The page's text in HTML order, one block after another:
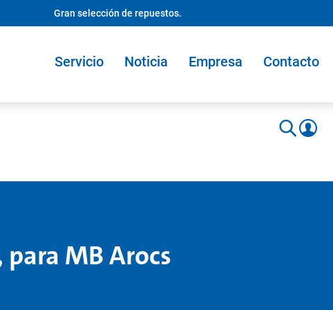
Gran selección de repuestos.
Servicio Noticia Empresa Contacto
MB Arocs